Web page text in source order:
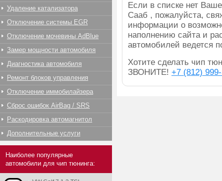
Если в списке нет
Сааб , пожалуйста,
информации о
наполнению сайта и
автомобилей ведется
Хотите сделать чип
ЗВОНИТЕ! +7 (812)
Удаление катализатора
Отключение системы EGR
Отключение мочевины AdBlue
Замер мощности автомобиля
Диагностика автомобиля
Ремонт блоков управления
Отключение иммобилайзера
Сброс ошибок AirBag / SRS
Раскодировка автомагнитол
Дополнительные услуги
Наиболее популярные
автомобили для чип тюнинга: